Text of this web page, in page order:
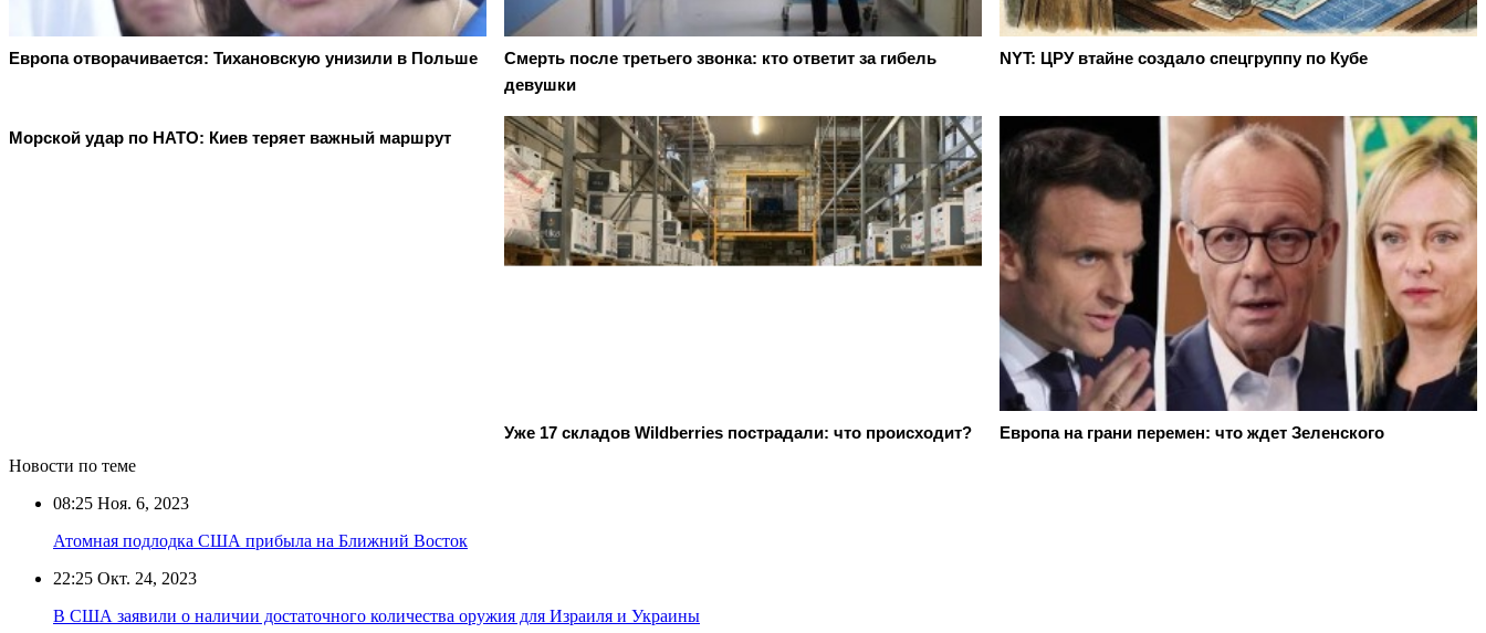
Европа отворачивается: Тихановскую унизили в Польше
Смерть после третьего звонка: кто ответит за гибель
девушки
NYT: ЦРУ втайне создало спецгруппу по Кубе
Морской удар по НАТО: Киев теряет важный маршрут
Уже 17 складов Wildberries пострадали: что происходит?
Европа на грани перемен: что ждет Зеленского
Новости по теме
08:25 Ноя. 6, 2023
Атомная подлодка США прибыла на Ближний Восток
22:25 Окт. 24, 2023
В США заявили о наличии достаточного количества оружия для Израиля и Украины